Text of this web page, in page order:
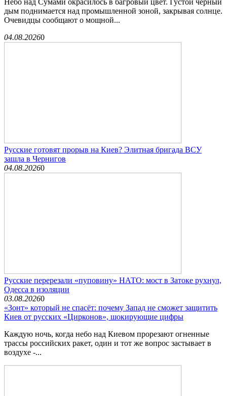
Небо над Сумами окрасилось в багровый цвет. Густой чёрный
дым поднимается над промышленной зоной, закрывая солнце.
Очевидцы сообщают о мощной...
04.08.20260
Русские готовят прорыв на Киев? Элитная бригада ВСУ
зашла в Чернигов
04.08.20260
Русские перерезали «пуповину» НАТО: мост в Затоке рухнул,
Одесса в изоляции
03.08.20260
«Зонт» который не спасёт: почему Запад не сможет защитить
Киев от русских «Цирконов», шокирующие цифры
Каждую ночь, когда небо над Киевом прорезают огненные
трассы российских ракет, один и тот же вопрос застывает в
воздухе -...